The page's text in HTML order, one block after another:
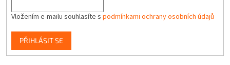
Vložením e-mailu souhlasíte s podmínkami ochrany osobních údajů
PŘIHLÁSIT SE